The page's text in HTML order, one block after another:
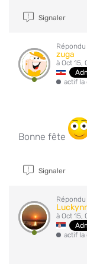
Signaler
Répondu
zuga
à Oct 15,
actif la
Bonne fête
Signaler
Répondu
à Oct 15,
actif la